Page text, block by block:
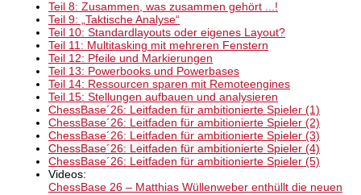
Teil 8: Zusammen, was zusammen gehört ...!
Teil 9: „Taktische Analyse“
Teil 10: Standardlayouts oder eigenes Layout?
Teil 11: Multitasking mit mehreren Fenstern
Teil 12: Pfeile und Markierungen
Teil 13: Powerbooks und Powerbases
Teil 14: Ressourcen sparen mit Remoteengines
Teil 15: Stellungen aufbauen und analysieren
ChessBase´26: Leitfaden für ambitionierte Spieler (1)
ChessBase´26: Leitfaden für ambitionierte Spieler (2)
ChessBase´26: Leitfaden für ambitionierte Spieler (3)
ChessBase´26: Leitfaden für ambitionierte Spieler (4)
ChessBase´26: Leitfaden für ambitionierte Spieler (5)
Videos:
ChessBase 26 – Matthias Wüllenweber enthüllt die neuen